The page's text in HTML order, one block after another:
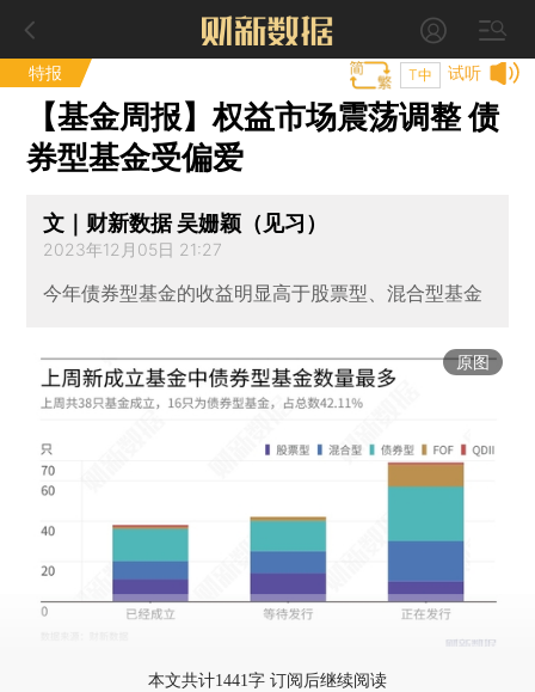
特报 试听
T中
【基金周报】权益市场震荡调整 债
券型基金受偏爱
文｜财新数据 吴姗颖（见习）
2023年12月05日 21:27
今年债券型基金的收益明显高于股票型、混合型基金
原图
本文共计1441字 订阅后继续阅读